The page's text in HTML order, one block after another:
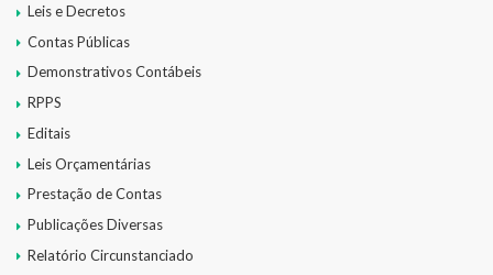
Leis e Decretos
Contas Públicas
Demonstrativos Contábeis
RPPS
Editais
Leis Orçamentárias
Prestação de Contas
Publicações Diversas
Relatório Circunstanciado